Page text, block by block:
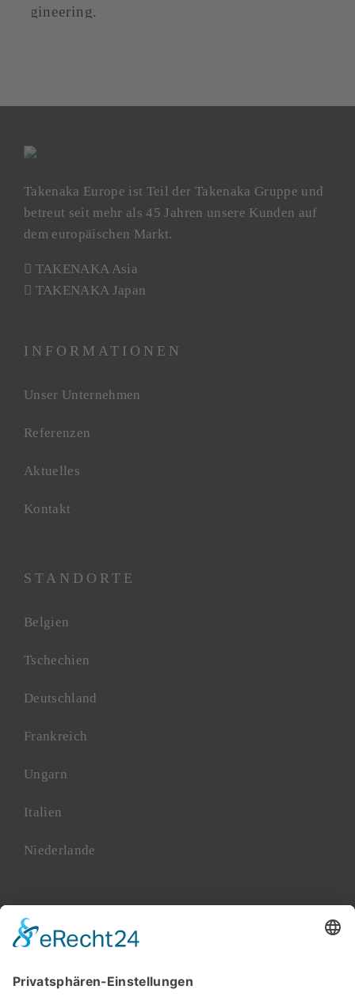
Takenaka Europe ist Teil der Takenaka Gruppe und
betreut seit mehr als 45 Jahren unsere Kunden auf
dem europäischen Markt.
TAKENAKA Asia
TAKENAKA Japan
INFORMATIONEN
Unser Unternehmen
Referenzen
Aktuelles
Kontakt
STANDORTE
Belgien
Tschechien
Deutschland
Frankreich
Ungarn
Italien
Niederlande